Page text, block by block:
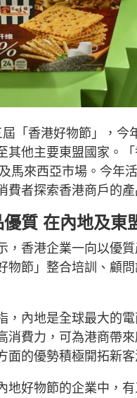
「香港好物節」，
其他主要東盟國家。
馬來西亞市場。今年
費者探索香港商戶的產
質 在內地及東
，香港企業一向以優
物節」整合培訓、顧
，內地是全球最大的
消費力，可為港商帶
面的優勢積極開拓新客
地好物節的企業中，